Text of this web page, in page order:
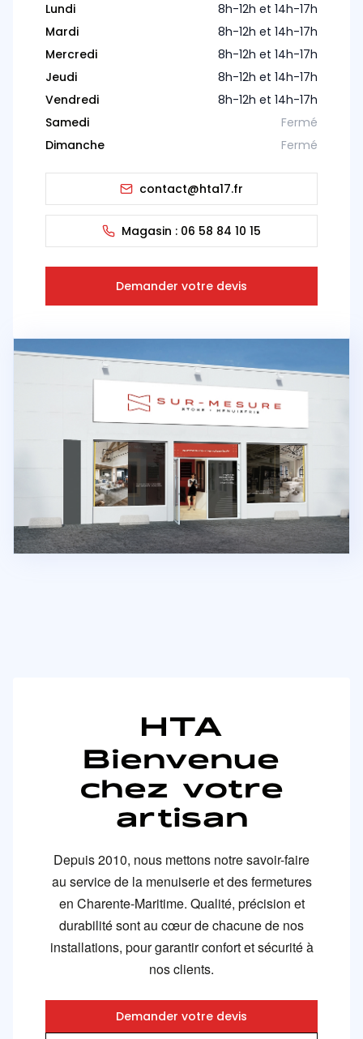
Lundi
8h-12h et 14h-17h
Mardi
8h-12h et 14h-17h
Mercredi
8h-12h et 14h-17h
Jeudi
8h-12h et 14h-17h
Vendredi
8h-12h et 14h-17h
Samedi
Fermé
Dimanche
Fermé
contact@hta17.fr
Magasin : 06 58 84 10 15
Demander votre devis
HTA
Bienvenue
chez votre
artisan
Depuis 2010, nous mettons notre savoir-faire
au service de la menuiserie et des fermetures
en Charente-Maritime. Qualité, précision et
durabilité sont au cœur de chacune de nos
installations, pour garantir confort et sécurité à
nos clients.
Demander votre devis